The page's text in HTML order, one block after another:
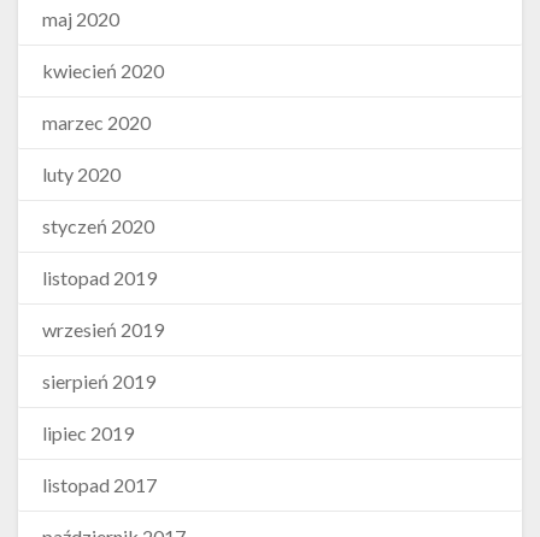
maj 2020
kwiecień 2020
marzec 2020
luty 2020
styczeń 2020
listopad 2019
wrzesień 2019
sierpień 2019
lipiec 2019
listopad 2017